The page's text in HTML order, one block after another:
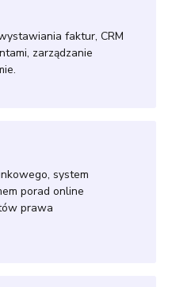
faktur, CRM
zarządzanie
system
porad online
prawa